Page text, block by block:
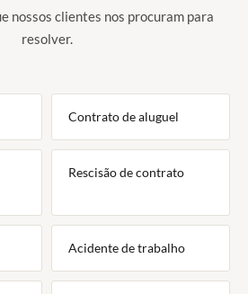
nossos clientes nos procuram para
resolver.
Contrato de aluguel
Rescisão de contrato
Acidente de trabalho